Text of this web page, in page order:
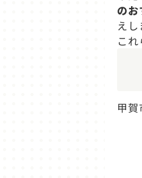
の
えし
こ
甲